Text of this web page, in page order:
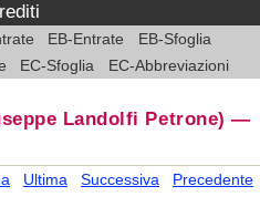
EB-Entrate
EB-Sfoglia
EC-Sfoglia EC-Abbreviazioni
Landolfi Petrone) —
Ultima Successiva Precedente